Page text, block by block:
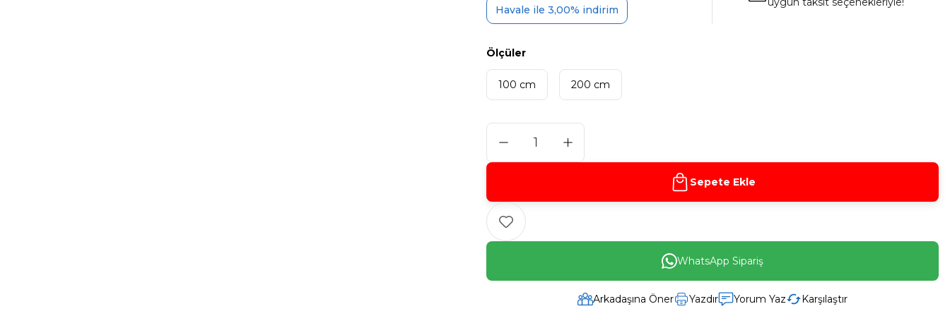
Havale ile 3,00% indirim
Ölçüler
100 cm 200 cm
Sepete Ekle
WhatsApp Sipariş
Arkadaşına Öner Yazdır Yorum Yaz Karşılaştır